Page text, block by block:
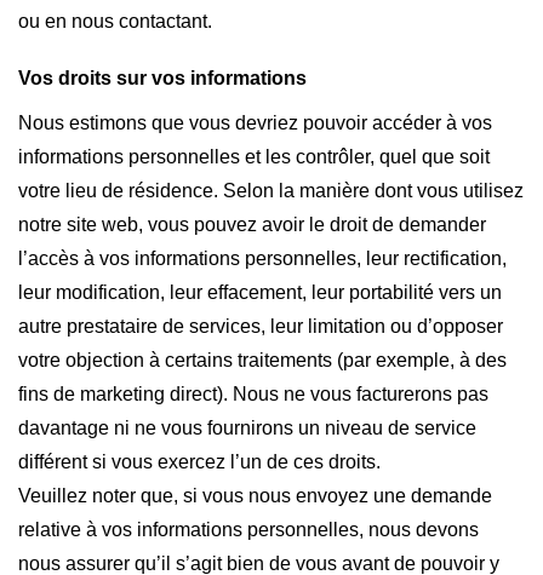
ou en nous contactant.
Vos droits sur vos informations
Nous estimons que vous devriez pouvoir accéder à vos
informations personnelles et les contrôler, quel que soit
votre lieu de résidence. Selon la manière dont vous utilisez
notre site web, vous pouvez avoir le droit de demander
l’accès à vos informations personnelles, leur rectification,
leur modification, leur effacement, leur portabilité vers un
autre prestataire de services, leur limitation ou d’opposer
votre objection à certains traitements (par exemple, à des
fins de marketing direct). Nous ne vous facturerons pas
davantage ni ne vous fournirons un niveau de service
différent si vous exercez l’un de ces droits.
Veuillez noter que, si vous nous envoyez une demande
relative à vos informations personnelles, nous devons
nous assurer qu’il s’agit bien de vous avant de pouvoir y